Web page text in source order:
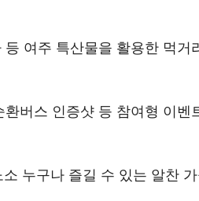
여주 특산물을 활용한 먹거
버스 인증샷 등 참여형 이벤
누구나 즐길 수 있는 알찬